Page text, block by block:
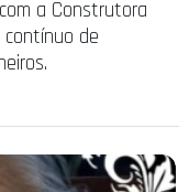
a Construtora
de